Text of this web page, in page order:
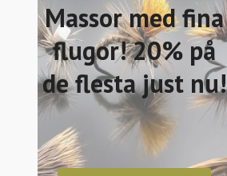
Massor med fina
flugor! 20% på
de flesta just nu!